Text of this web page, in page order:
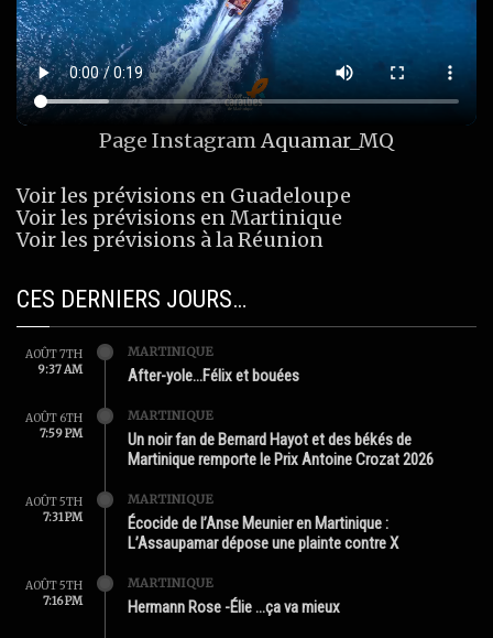
Page InstagramAquamar_MQ
Voir les prévisions en Guadeloupe
Voir les prévisions en Martinique
Voir les prévisions à la Réunion
CES DERNIERS JOURS…
AOÛT 7TH
9:37 AM
MARTINIQUE
After-yole…Félix et bouées
AOÛT 6TH
7:59 PM
MARTINIQUE
Un noir fan de Bernard Hayot et des békés de
Martinique remporte le Prix Antoine Crozat 2026
AOÛT 5TH
7:31 PM
MARTINIQUE
Écocide de l’Anse Meunier en Martinique :
L’Assaupamar dépose une plainte contre X
AOÛT 5TH
7:16 PM
MARTINIQUE
Hermann Rose -Élie …ça va mieux